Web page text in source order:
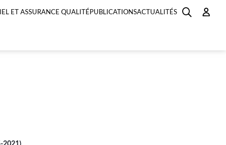
ET ASSURANCE QUALITÉ PUBLICATIONSACTUALITÉS